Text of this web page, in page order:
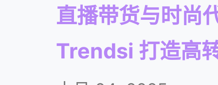
直播带货与时尚
Trendsi 打造高